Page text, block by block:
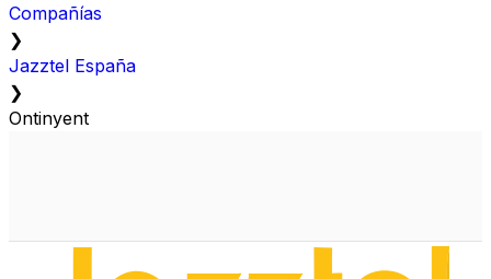
Compañías
❯
Jazztel España
❯
Ontinyent